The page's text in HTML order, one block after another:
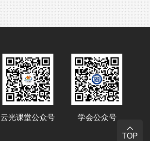
TOP
云光课堂公众号 学会公众号